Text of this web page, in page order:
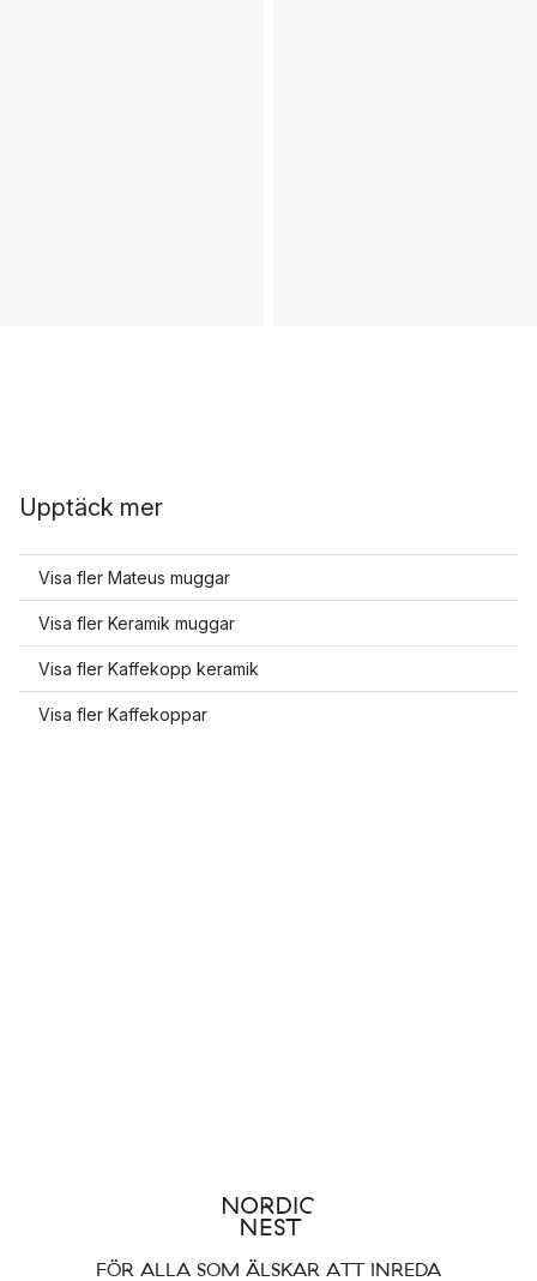
Upptäck mer
Visa fler Mateus muggar
Visa fler Keramik muggar
Visa fler Kaffekopp keramik
Visa fler Kaffekoppar
FÖR ALLA SOM ÄLSKAR ATT INREDA